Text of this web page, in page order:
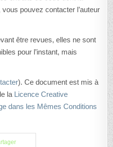
pouvez contacter l’auteur
être revues, elles ne sont
pour l’instant, mais
). Ce document est mis à
la Licence Creative
dans les Mêmes Conditions